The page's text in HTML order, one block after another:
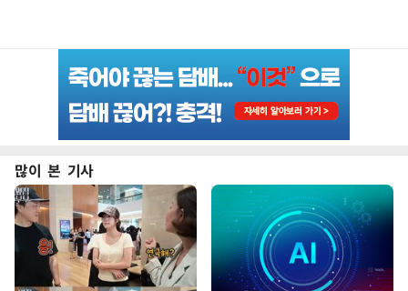
많이 본 기사